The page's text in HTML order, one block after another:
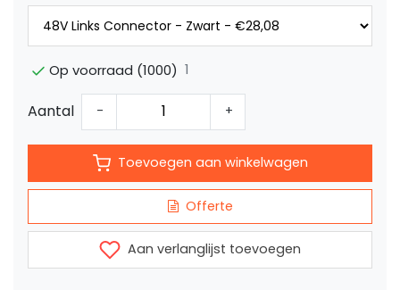
Op voorraad (1000) 1
Aantal - +
Toevoegen aan winkelwagen
Offerte
Aan verlanglijst toevoegen